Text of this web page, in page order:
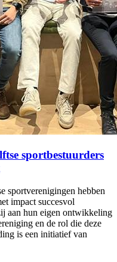
sportbestuurders
sportverenigingen hebben
impact succesvol
aan hun eigen ontwikkeling
en de rol die deze
is een initiatief van